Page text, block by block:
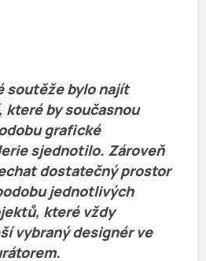
soutěže bylo najít
které by současnou
grafické
sjednotilo. Zároveň
dostatečný prostor
jednotlivých
které vždy
vybraný designér ve